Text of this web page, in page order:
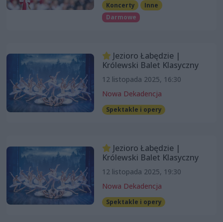
Koncerty
Inne
Darmowe
Jezioro Łabędzie |
Królewski Balet Klasyczny
12 listopada 2025, 16:30
Nowa Dekadencja
Spektakle i opery
Jezioro Łabędzie |
Królewski Balet Klasyczny
12 listopada 2025, 19:30
Nowa Dekadencja
Spektakle i opery